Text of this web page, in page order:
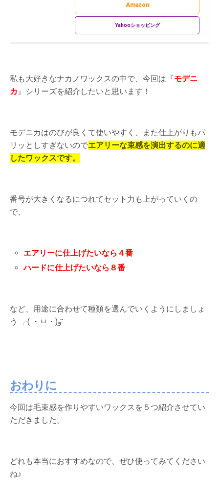
Amazon
Yahooショッピング
私も大好きなナカノワックスの中で、今回は『モデニ
カ』シリーズを紹介したいと思います！
モデニカはのびが良くて使いやすく、また仕上がりもパ
リッとしすぎないのでエアリーな束感を演出するのに適
したワックスです。
番号が大きくなるにつれてセット力も上がっていくの
で、
エアリーに仕上げたいなら４番
ハードに仕上げたいなら８番
など、用途に合わせて種類を選んでいくようにしましょ
う ╭( ・ㅂ・)و ̑̑
おわりに
今回は毛束感を作りやすいワックスを５つ紹介させてい
ただきました。
どれも本当におすすめなので、ぜひ使ってみてください
ね♪